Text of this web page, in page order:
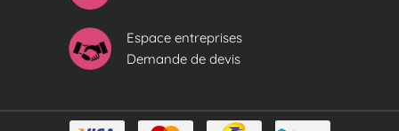
Espace entreprises
Demande de devis